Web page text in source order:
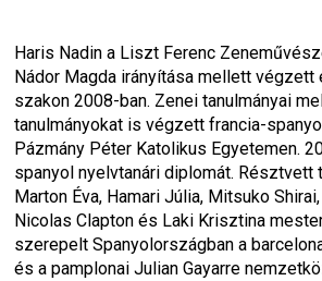
Haris Nadin a Liszt Ferenc
Nádor Magda irányítása mellett végzett
szakon 2008-ban. Zenei tanulmányai
tanulmányokat is végzett francia-
Pázmány Péter Katolikus Egyetemen.
spanyol nyelvtanári diplomát. Résztvett
Marton Éva, Hamari Júlia, Mitsuko
Nicolas Clapton és Laki Krisztina
szerepelt Spanyolországban a
és a pamplonai Julian Gayarre